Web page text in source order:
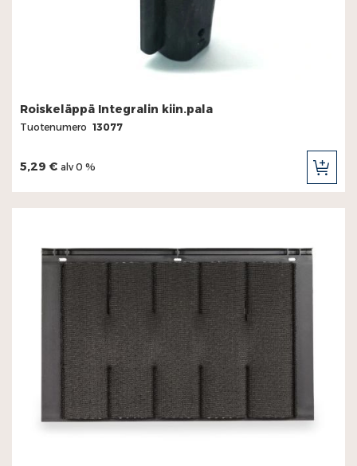
Roiskeläppä Integralin kiin.pala
Tuotenumero 13077
5,29 € alv 0 %